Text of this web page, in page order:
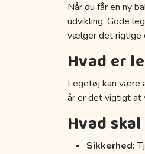
Når du får en ny
udvikling. Gode
vælger det rigtige
Hvad er
Legetøj kan være
år er det vigtigt at
Hvad
Sikkerhed: